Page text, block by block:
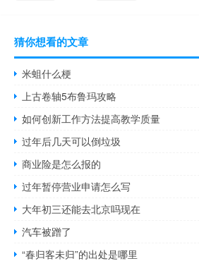
猜你想看的文章
米蛆什么梗
上古卷轴5布鲁玛攻略
如何创新工作方法提高教学质量
过年后几天可以倒垃圾
商业险是怎么报的
过年暂停营业申请怎么写
大年初三还能去北京吗现在
汽车被蹭了
“春归客未归”的出处是哪里